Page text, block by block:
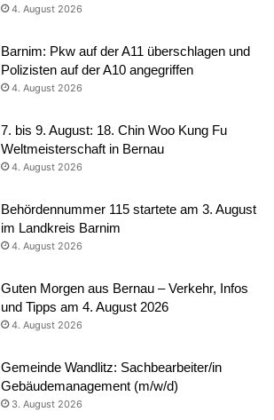
4. August 2026
Barnim: Pkw auf der A11 überschlagen und
Polizisten auf der A10 angegriffen
4. August 2026
7. bis 9. August: 18. Chin Woo Kung Fu
Weltmeisterschaft in Bernau
4. August 2026
Behördennummer 115 startete am 3. August
im Landkreis Barnim
4. August 2026
Guten Morgen aus Bernau – Verkehr, Infos
und Tipps am 4. August 2026
4. August 2026
Gemeinde Wandlitz: Sachbearbeiter/in
Gebäudemanagement (m/w/d)
3. August 2026